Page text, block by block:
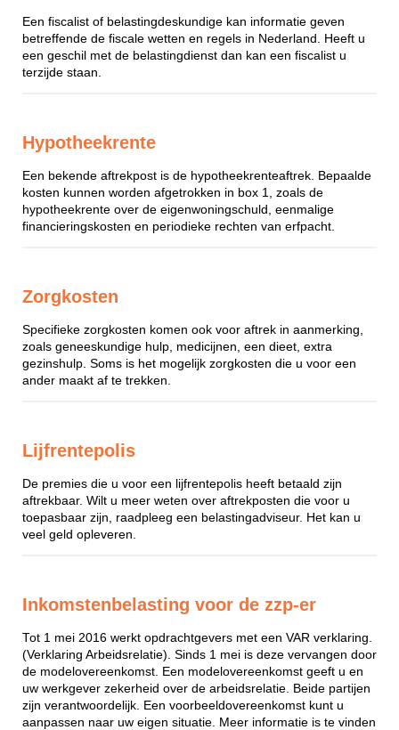
Een fiscalist of belastingdeskundige kan informatie geven
betreffende de fiscale wetten en regels in Nederland. Heeft u
een geschil met de belastingdienst dan kan een fiscalist u
terzijde staan.
Hypotheekrente
Een bekende aftrekpost is de hypotheekrenteaftrek. Bepaalde
kosten kunnen worden afgetrokken in box 1, zoals de
hypotheekrente over de eigenwoningschuld, eenmalige
financieringskosten en periodieke rechten van erfpacht.
Zorgkosten
Specifieke zorgkosten komen ook voor aftrek in aanmerking,
zoals geneeskundige hulp, medicijnen, een dieet, extra
gezinshulp. Soms is het mogelijk zorgkosten die u voor een
ander maakt af te trekken.
Lijfrentepolis
De premies die u voor een lijfrentepolis heeft betaald zijn
aftrekbaar. Wilt u meer weten over aftrekposten die voor u
toepasbaar zijn, raadpleeg een belastingadviseur. Het kan u
veel geld opleveren.
Inkomstenbelasting voor de zzp-er
Tot 1 mei 2016 werkt opdrachtgevers met een VAR verklaring.
(Verklaring Arbeidsrelatie). Sinds 1 mei is deze vervangen door
de modelovereenkomst. Een modelovereenkomst geeft u en
uw werkgever zekerheid over de arbeidsrelatie. Beide partijen
zijn verantwoordelijk. Een voorbeeldovereenkomst kunt u
aanpassen naar uw eigen situatie. Meer informatie is te vinden